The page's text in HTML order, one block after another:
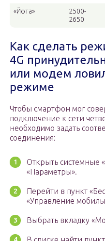
«Йота»
2500-
2650
Как сделать
4G
или модем
режиме
Чтобы смартфон мог
подключение к сети
необходимо задать
соединения:
Открыть системные
«Параметры».
Перейти в пункт
«Управление
Выбрать вкладку